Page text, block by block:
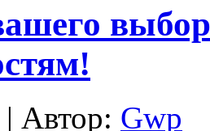
Автор: Gwp